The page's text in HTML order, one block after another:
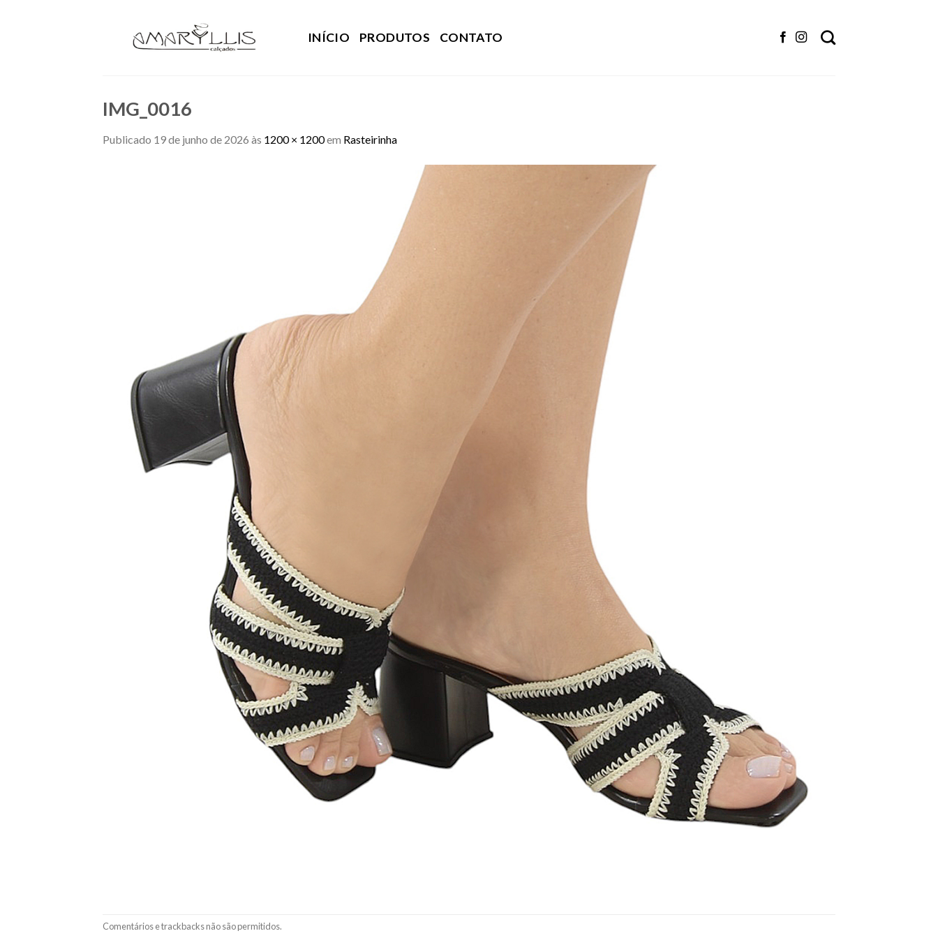
INÍCIO PRODUTOS CONTATO
IMG_0016
Publicado 19 de junho de 2026 às 1200 × 1200em Rasteirinha
Comentários e trackbacks não são permitidos.